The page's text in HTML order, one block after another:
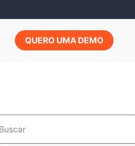
QUERO UMA DEMO